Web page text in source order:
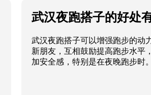
武汉夜跑搭子的好处
武汉夜跑搭子可以增强跑步的动
新朋友，互相鼓励提高跑步水平
加安全感，特别是在夜晚跑步时。